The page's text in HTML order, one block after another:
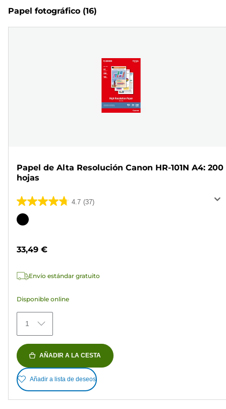
Papel fotográfico (16)
Papel de Alta Resolución Canon HR-101N A4: 200
hojas
4.7 (37)
4.7
de
37
Cartucho
33,49 €
Envío estándar gratuito
Disponible online
1
AÑADIR A LA CESTA
Añadir a lista de deseos